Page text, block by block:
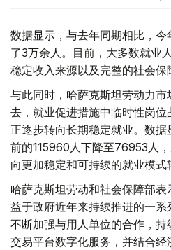
数据显示，与去年同期相比，
了3万余人。目前，大多数就业
稳定收入来源以及完整的社会保
与此同时，哈萨克斯坦劳动力
去，就业促进措施中临时性岗
正逐步转向长期稳定就业。数
前的115960人下降至76953人
向更加稳定和可持续的就业模式
哈萨克斯坦劳动和社会保障部
益于政府近年来持续推进的一
不断加强与用人单位的合作，
交易平台数字化服务，并结合